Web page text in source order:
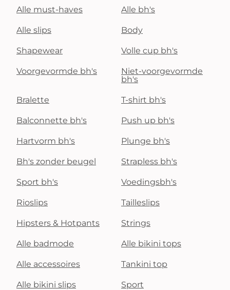
Alle must-haves Alle bh's
Alle slips Body
Shapewear Volle cup bh's
Voorgevormde bh's
Niet-voorgevormde
bh's
Bralette T-shirt bh's
Balconnette bh's Push up bh's
Hartvorm bh's Plunge bh's
Bh's zonder beugel Strapless bh's
Sport bh's Voedingsbh's
Rioslips Tailleslips
Hipsters & Hotpants Strings
Alle badmode Alle bikini tops
Alle accessoires Tankini top
Alle bikini slips Sport